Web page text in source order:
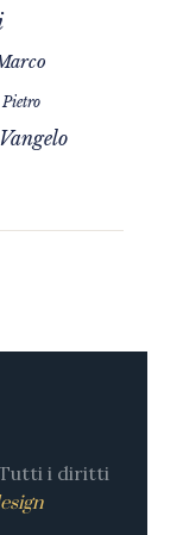
Pietro
Vangelo
i diritti